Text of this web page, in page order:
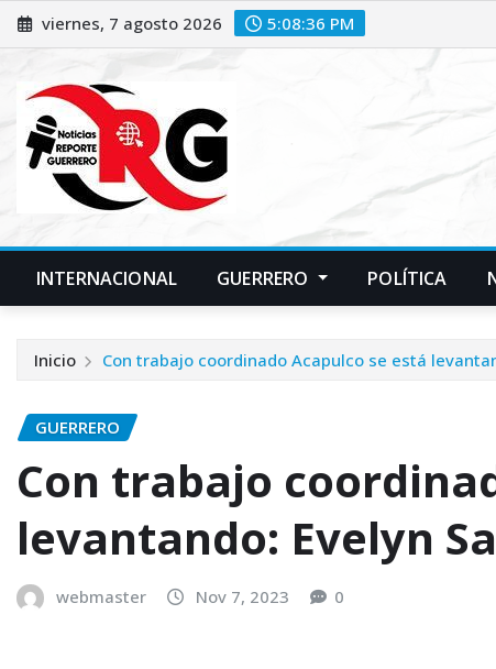
Saltar
al
viernes, 7 agosto 2026 5:08:38 PM
INTERNACIONAL GUERRERO POLÍTICA
Inicio Con trabajo coordinado Acapulco se está
GUERRERO
Con trabajo
levantando: Evelyn
webmaster Nov 7, 2023 0